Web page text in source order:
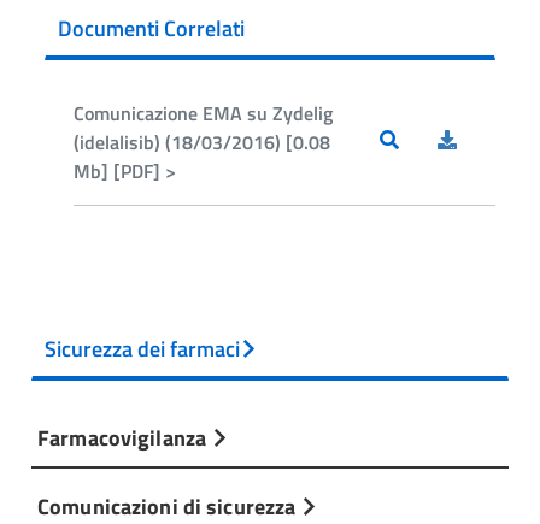
Documenti Correlati
Comunicazione EMA su Zydelig
(idelalisib) (18/03/2016) [0.08
Mb] [PDF] >
Sicurezza dei farmaci
Farmacovigilanza
Comunicazioni di sicurezza